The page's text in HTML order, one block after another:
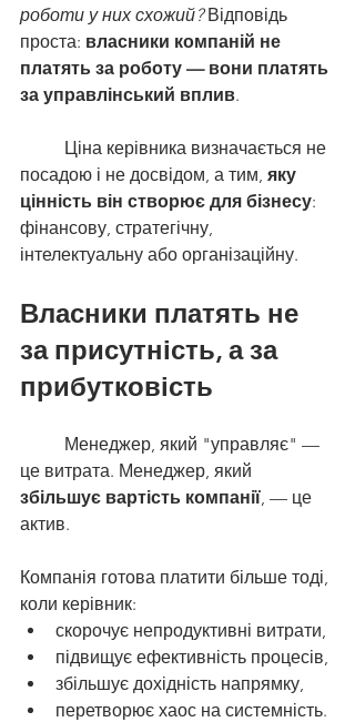
роботи у них схожий? Відповідь
проста: власники компаній не
платять за роботу — вони платять
за управлінський вплив.
посадою і не досвідом, а тим, яку
цінність він створює для бізнесу:
фінансову, стратегічну,
інтелектуальну або організаційну.
Власники платять не
за присутність, а за
прибутковість
це витрата. Менеджер, який
збільшує вартість компанії, — це
актив.
Компанія готова платити більше тоді,
коли керівник:
скорочує непродуктивні витрати,
підвищує ефективність процесів,
збільшує дохідність напрямку,
перетворює хаос на системність.